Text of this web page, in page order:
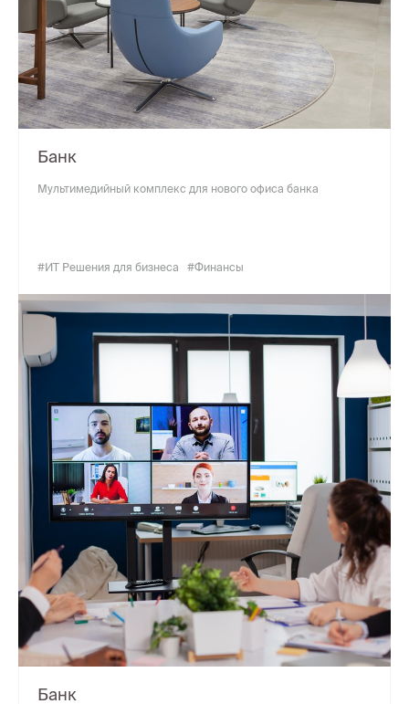
Банк
Мультимедийный комплекс для нового офиса банка
#ИТ Решения для бизнеса #Финансы
Банк